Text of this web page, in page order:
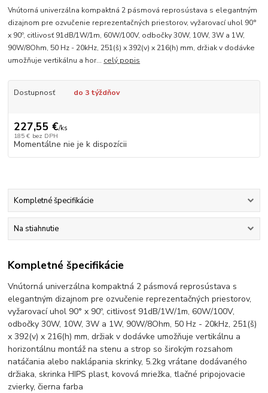
Vnútorná univerzálna kompaktná 2 pásmová reprosústava s elegantným
dizajnom pre ozvučenie reprezentačných priestorov, vyžarovací uhol 90°
x 90º, citlivosť 91dB/1W/1m, 60W/100V, odbočky 30W, 10W, 3W a 1W,
90W/8Ohm, 50 Hz - 20kHz, 251(š) x 392(v) x 216(h) mm, držiak v dodávke
umožňuje vertikálnu a hor... celý popis
Dostupnosť do 3 týždňov
227,55 €/ks
185 € bez DPH
Momentálne nie je k dispozícii
Kompletné špecifikácie
Na stiahnutie
Kompletné špecifikácie
Vnútorná univerzálna kompaktná 2 pásmová reprosústava s
elegantným dizajnom pre ozvučenie reprezentačných priestorov,
vyžarovací uhol 90° x 90º, citlivosť 91dB/1W/1m, 60W/100V,
odbočky 30W, 10W, 3W a 1W, 90W/8Ohm, 50 Hz - 20kHz, 251(š)
x 392(v) x 216(h) mm, držiak v dodávke umožňuje vertikálnu a
horizontálnu montáž na stenu a strop so širokým rozsahom
natáčania alebo naklápania skrinky, 5.2kg vrátane dodávaného
držiaka, skrinka HIPS plast, kovová mriežka, tlačné pripojovacie
zvierky, čierna farba